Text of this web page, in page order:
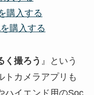
購入する
購入する
く撮ろう 』という
トカメラアプリも
ハイエンド用のSoc